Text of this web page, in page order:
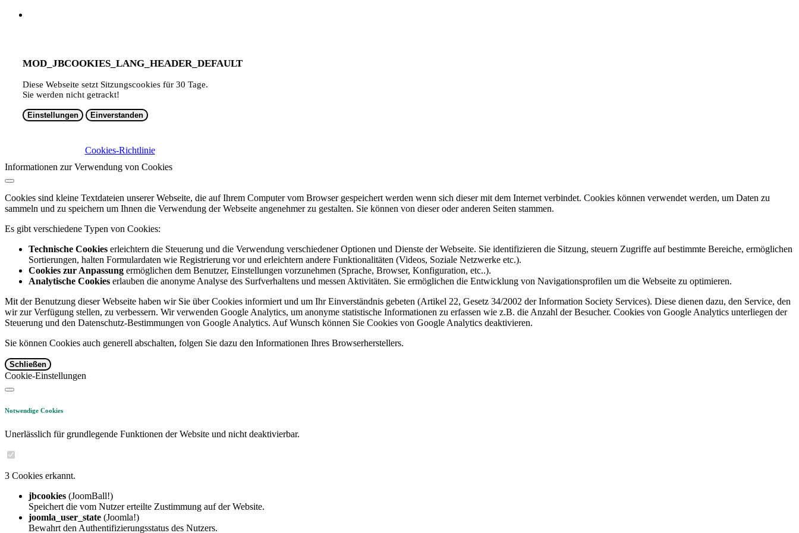
MOD_JBCOOKIES_LANG_HEADER_DEFAULT
Diese Webseite setzt Sitzungscookies für 30 Tage.
Sie werden nicht getrackt!
Einstellungen Einverstanden
Cookies-Richtlinie
Informationen zur Verwendung von Cookies
Cookies sind kleine Textdateien unserer Webseite, die auf Ihrem Computer vom Browser gespeichert werden wenn sich dieser mit dem Internet verbindet. Cookies können verwendet werden, um Daten zu
sammeln und zu speichern um Ihnen die Verwendung der Webseite angenehmer zu gestalten. Sie können von dieser oder anderen Seiten stammen.
Es gibt verschiedene Typen von Cookies:
Technische Cookies erleichtern die Steuerung und die Verwendung verschiedener Optionen und Dienste der Webseite. Sie identifizieren die Sitzung, steuern Zugriffe auf bestimmte Bereiche, ermöglichen
Sortierungen, halten Formulardaten wie Registrierung vor und erleichtern andere Funktionalitäten (Videos, Soziale Netzwerke etc.).
Cookies zur Anpassung ermöglichen dem Benutzer, Einstellungen vorzunehmen (Sprache, Browser, Konfiguration, etc..).
Analytische Cookies erlauben die anonyme Analyse des Surfverhaltens und messen Aktivitäten. Sie ermöglichen die Entwicklung von Navigationsprofilen um die Webseite zu optimieren.
Mit der Benutzung dieser Webseite haben wir Sie über Cookies informiert und um Ihr Einverständnis gebeten (Artikel 22, Gesetz 34/2002 der Information Society Services). Diese dienen dazu, den Service, den
wir zur Verfügung stellen, zu verbessern. Wir verwenden Google Analytics, um anonyme statistische Informationen zu erfassen wie z.B. die Anzahl der Besucher. Cookies von Google Analytics unterliegen der
Steuerung und den Datenschutz-Bestimmungen von Google Analytics. Auf Wunsch können Sie Cookies von Google Analytics deaktivieren.
Sie können Cookies auch generell abschalten, folgen Sie dazu den Informationen Ihres Browserherstellers.
Schließen
Cookie-Einstellungen
Notwendige Cookies
Unerlässlich für grundlegende Funktionen der Website und nicht deaktivierbar.
3 Cookies erkannt.
jbcookies (JoomBall!)
Speichert die vom Nutzer erteilte Zustimmung auf der Website.
joomla_user_state (Joomla!)
Bewahrt den Authentifizierungsstatus des Nutzers.